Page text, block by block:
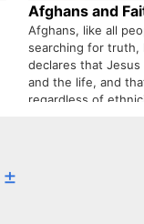
Afghans and
Afghans, like all
searching for truth,
declares that
and the life, and
regardless of
±